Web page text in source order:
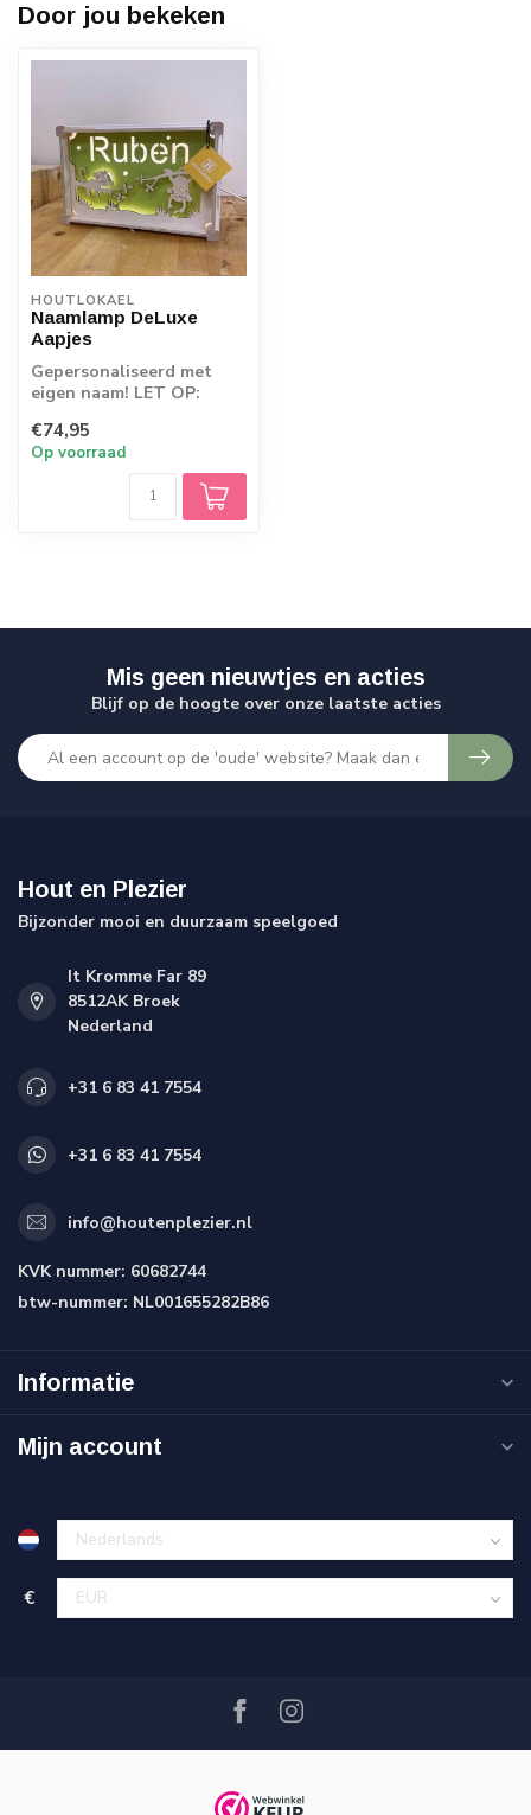
Door jou bekeken
HOUTLOKAEL
Naamlamp DeLuxe
Aapjes
Gepersonaliseerd met
eigen naam! LET OP:
rechtstreeks vanaf d...
€74,95
Op voorraad
Mis geen nieuwtjes en acties
Blijf op de hoogte over onze laatste acties
Hout en Plezier
Bijzonder mooi en duurzaam speelgoed
It Kromme Far 89
8512AK Broek
Nederland
+31 6 83 41 7554
+31 6 83 41 7554
info@houtenplezier.nl
KVK nummer: 60682744
btw-nummer: NL001655282B86
Informatie
Mijn account
€